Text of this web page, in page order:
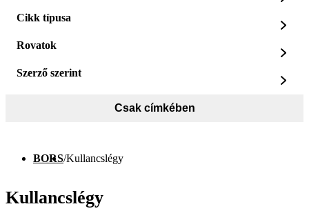
Cikk típusa
Rovatok
Szerző szerint
Csak címkében
BORS/Kullancslégy
Kullancslégy